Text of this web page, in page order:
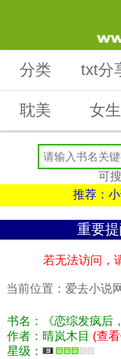
分类 txt分
耽美 女生
可
推荐：
重要
若无法访问，
当前位置： 爱去小说
书名：《恋综发疯后
作者：晴岚木目 (查
星级：